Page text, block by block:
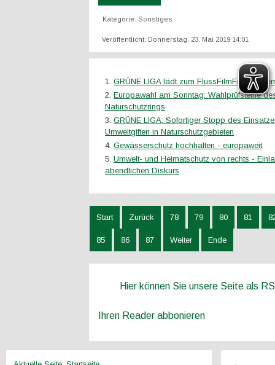
Kategorie: Sonstiges
Veröffentlicht: Donnerstag, 23. Mai 2019 14:01
GRÜNE LIGA lädt zum FlussFilmFest in
Europawahl am Sonntag: Wahlprüfsteine
Naturschutzrings
GRÜNE LIGA: Sofortiger Stopp des
Umweltgiften in Naturschutzgebieten
Gewässerschutz hochhalten - europaweit
Umwelt- und Heimatschutz von rechts -
abendlichen Diskurs
Start Zurück 78 79 80 81
85 86 87 Weiter Ende
Hier können Sie unsere Seite als
Ihren Reader abbonieren